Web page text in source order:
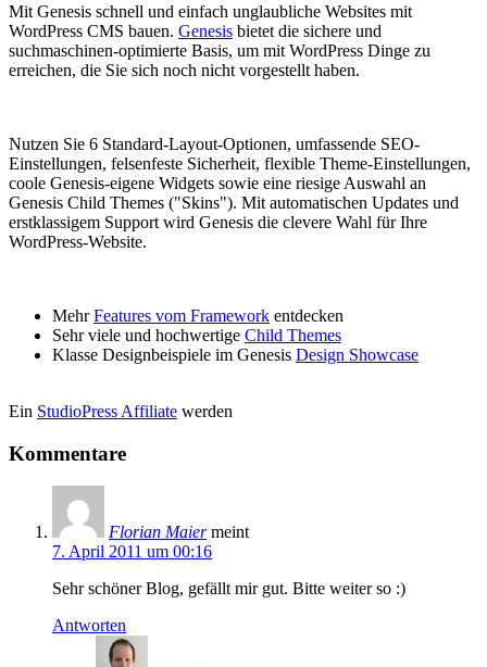
Mit Genesis schnell und einfach unglaubliche Websites mit
WordPress CMS bauen. Genesis bietet die sichere und
suchmaschinen-optimierte Basis, um mit WordPress Dinge zu
erreichen, die Sie sich noch nicht vorgestellt haben.
Nutzen Sie 6 Standard-Layout-Optionen, umfassende SEO-
Einstellungen, felsenfeste Sicherheit, flexible Theme-Einstellungen,
coole Genesis-eigene Widgets sowie eine riesige Auswahl an
Genesis Child Themes ("Skins"). Mit automatischen Updates und
erstklassigem Support wird Genesis die clevere Wahl für Ihre
WordPress-Website.
MehrFeatures vom Framework entdecken
Sehr viele und hochwertige Child Themes
Klasse Designbeispiele im Genesis Design Showcase
Ein StudioPress Affiliate werden
Kommentare
Florian Maier meint
7. April 2011 um 00:16
Sehr schöner Blog, gefällt mir gut. Bitte weiter so :)
Antworten